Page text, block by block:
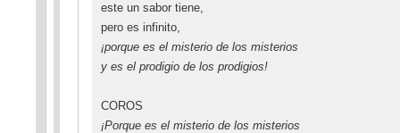
este un sabor tiene,
pero es infinito,
¡porque es el misterio de los misterios
y es el prodigio de los prodigios!
COROS
¡Porque es el misterio de los misterios